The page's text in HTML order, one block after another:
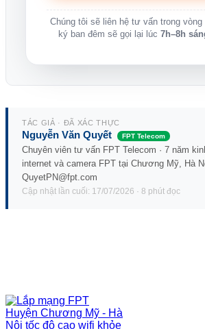
Chúng tôi sẽ liên hệ tư vấn trong vòng
ký ban đêm sẽ gọi lại lúc 7h–8h
TÁC GIẢ · ĐÃ XÁC THỰC
Nguyễn Văn Quyết FPT Telecom
Chuyên viên tư vấn FPT Telecom · 7 năm
internet và camera FPT tại Chương Mỹ, Hà
QuyetPN@fpt.com
Cập nhật lần cuối: 17/07/2026 · 8 phút đọc